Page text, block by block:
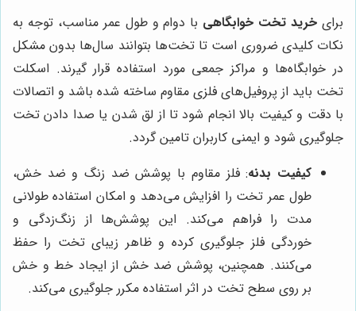
برای خرید تخت خوابگاهی با دوام و طول عمر مناسب، توجه به
نکات کلیدی ضروری است تا تخت‌ها بتوانند سال‌ها بدون مشکل
در خوابگاه‌ها و مراکز جمعی مورد استفاده قرار گیرند. اسکلت
تخت باید از پروفیل‌های فلزی مقاوم ساخته شده باشد و اتصالات
با دقت و کیفیت بالا انجام شود تا از لق شدن یا صدا دادن تخت
جلوگیری شود و ایمنی کاربران تامین گردد.
کیفیت بدنه: فلز مقاوم با پوشش ضد زنگ و ضد خش،
طول عمر تخت را افزایش می‌دهد و امکان استفاده طولانی
مدت را فراهم می‌کند. این پوشش‌ها از زنگ‌زدگی و
خوردگی فلز جلوگیری کرده و ظاهر زیبای تخت را حفظ
می‌کنند. همچنین، پوشش ضد خش از ایجاد خط و خش
بر روی سطح تخت در اثر استفاده مکرر جلوگیری می‌کند.